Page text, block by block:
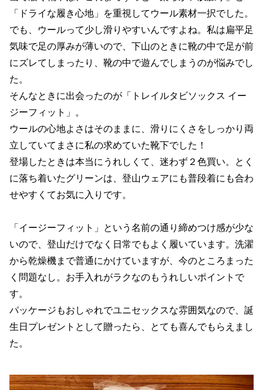
「ドライな履き心地」を重視してウール素材一択でした。
でも、ウールって少し滑りやすいんですよね。私は扁平足
気味で足の厚みが薄いので、下山のときに靴の中で足が前
にズレてしまったり、靴の中で遊んでしまうのが悩みでし
た。
そんなときに出会ったのが「トレイルタビソックス イー
ジーフィット」。
ウールの心地よさはそのままに、滑りにくさをしっかり両
立していてまさに私の求めていた靴下でした！
登場したときは本当にうれしくて、迷わず２色買い。とく
に落ち着いたグリーンは、登山ウェアにも普段着にも合わ
せやすくてお気に入りです。
「イージーフィット」という名前の通り締めつけ感が少な
いので、登山だけでなく日常でもよく履いています。洗濯
から乾燥機まで普通にかけていますが、今のところまった
く問題なし。お手入れがラクなのもうれしいポイントで
す。
パッケージもおしゃれでユニセックスな雰囲気なので、誕
生日プレゼントとして贈ったら、とても喜んでもらえまし
た。